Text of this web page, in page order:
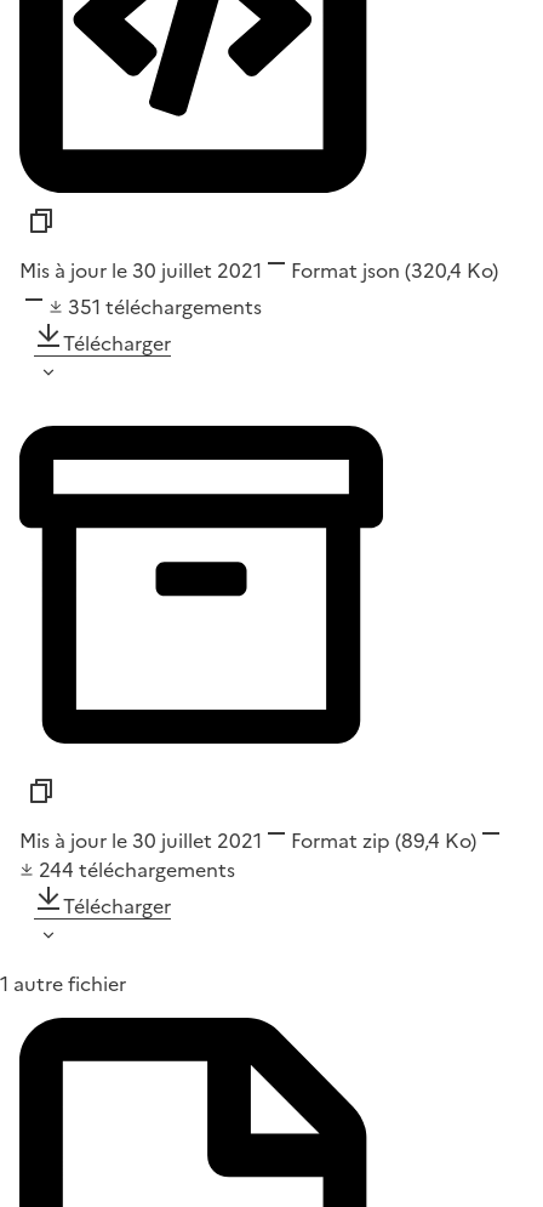
Mis à jour le 30 juillet 2021 Format json (320,4 Ko)
351 téléchargements
Télécharger
Mis à jour le 30 juillet 2021 Format zip (89,4 Ko)
244 téléchargements
Télécharger
1 autre fichier